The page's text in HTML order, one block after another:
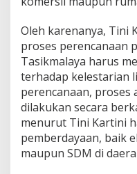
y
a
U
n
t
u
C
e
g
a
Oleh karenanya, Tini
proses perencanaan
Tasikmalaya harus
terhadap kelestarian
perencanaan,
dilakukan secara
menurut Tini Kartini
pemberdayaan, baik
maupun SDM di